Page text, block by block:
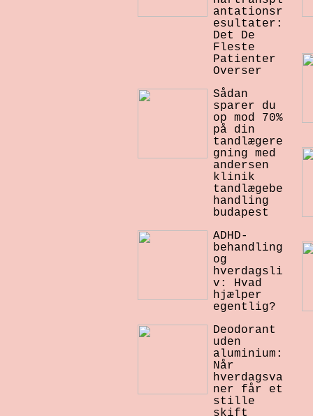
antationsr
esultater:
Det De
Fleste
Patienter
Overser
Sådan
sparer du
op mod 70%
på din
tandlægere
gning med
andersen
klinik
tandlægebe
handling
budapest
ADHD-
behandling
og
hverdagsli
v: Hvad
hjælper
egentlig?
Deodorant
uden
aluminium:
Når
hverdagsva
ner får et
stille
skift